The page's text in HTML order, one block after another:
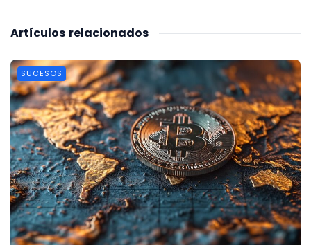
relacionados
Artículos
SUCESOS